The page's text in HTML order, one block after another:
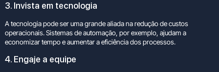
3. Invista em tecnologia
A tecnologia pode ser uma grande aliada na redução de custos
operacionais. Sistemas de automação, por exemplo, ajudam a
economizar tempo e aumentar a eficiência dos processos.
4. Engaje a equipe